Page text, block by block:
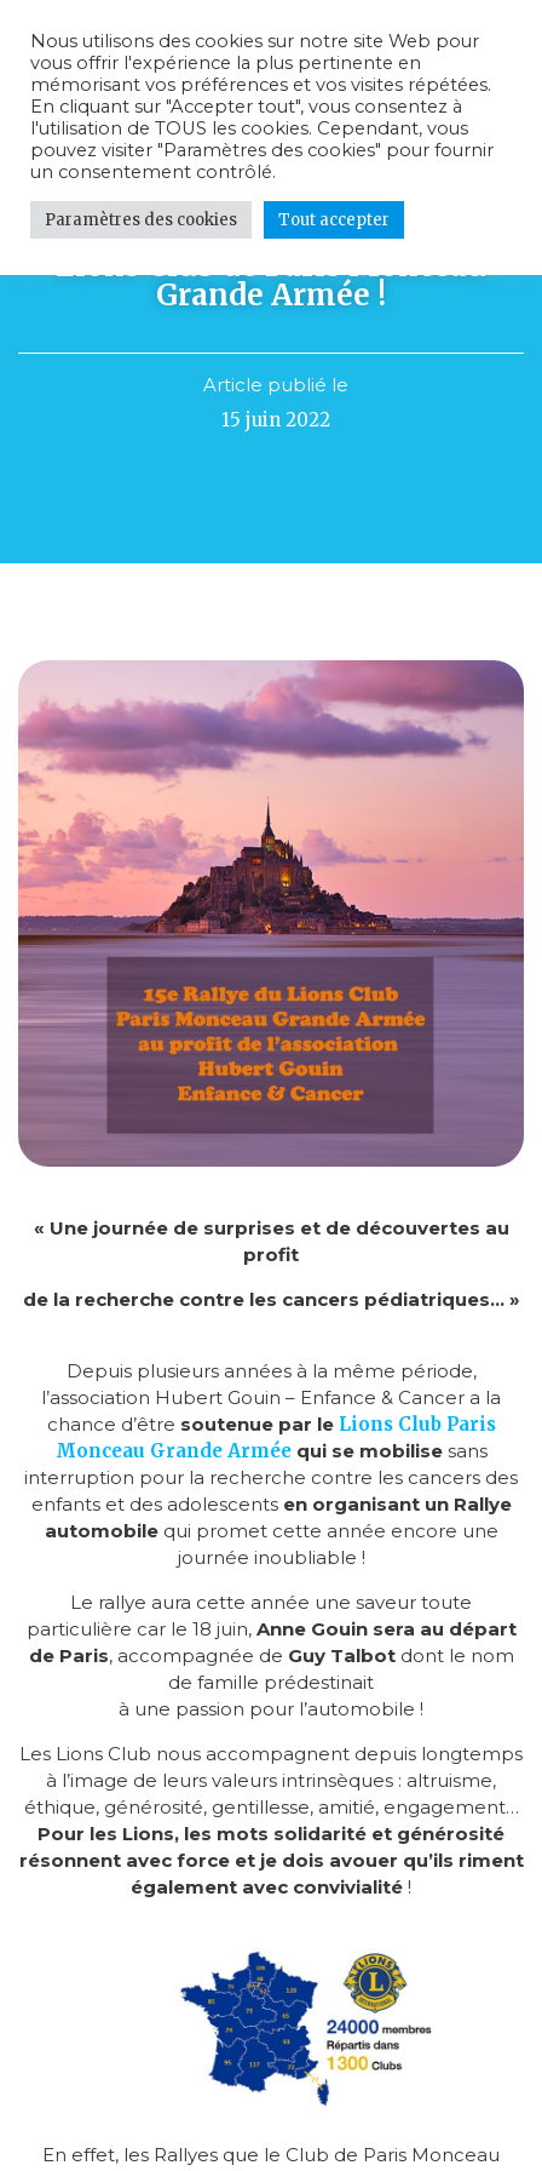
En route pour le 15eme Rallye du
Lions Club de Paris Monceau
Grande Armée !
Article publié le
15 juin 2022
« Une journée de surprises et de découvertes au
profit
de la recherche contre les cancers pédiatriques… »
Depuis plusieurs années à la même période,
l’association Hubert Gouin – Enfance & Cancer a la
chance d’être soutenue par le Lions Club Paris
Monceau Grande Armée qui se mobilisesans
interruption pour la recherche contre les cancers des
enfants et des adolescents en organisant un Rallye
automobilequi promet cette année encore une
journée inoubliable !
Le rallye aura cette année une saveur toute
particulière car le 18 juin, Anne Gouin sera au départ
de Paris, accompagnée de Guy Talbotdont le nom
de famille prédestinait
à une passion pour l’automobile !
Les Lions Club nous accompagnent depuis longtemps
à l’image de leurs valeurs intrinsèques : altruisme,
éthique, générosité, gentillesse, amitié, engagement…
Pour les Lions, les mots solidarité et générosité
résonnent avec force et je dois avouer qu’ils riment
également avec convivialité !
En effet, les Rallyes que le Club de Paris Monceau
Nous utilisons des cookies sur notre site Web pour
vous offrir l'expérience la plus pertinente en
mémorisant vos préférences et vos visites répétées.
En cliquant sur "Accepter tout", vous consentez à
l'utilisation de TOUS les cookies. Cependant, vous
pouvez visiter "Paramètres des cookies" pour fournir
un consentement contrôlé.
Paramètres des cookies Tout accepter